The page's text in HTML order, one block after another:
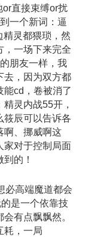
直接束缚or扰
一个新词：逼
精灵都猥琐，然
，一场下来完全
朋友一样，我
去，因为双方都
能cd，卷被消了
灵内战55开，
筱辰可以告诉各
啊、挪威啊这
家对于控制局面
的！
必高端魔道都会
是一个依靠技
有点飘飘然。
，一局